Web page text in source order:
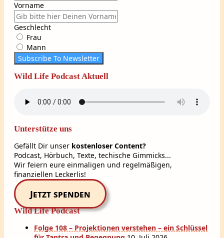
Vorname
Geschlecht
Frau
Mann
Subscribe To Newsletter
Wild Life Podcast Aktuell
Unterstütze uns
Gefällt Dir unser kostenloser Content?
Podcast, Hörbuch, Texte, techische Gimmicks...
Wir feiern eure einmaligen und regelmäßigen,
finanziellen Leckerlis!
Jetzt spenden
Wild Life Podcast
Folge 108 – Projektionen verstehen – ein Schlüssel